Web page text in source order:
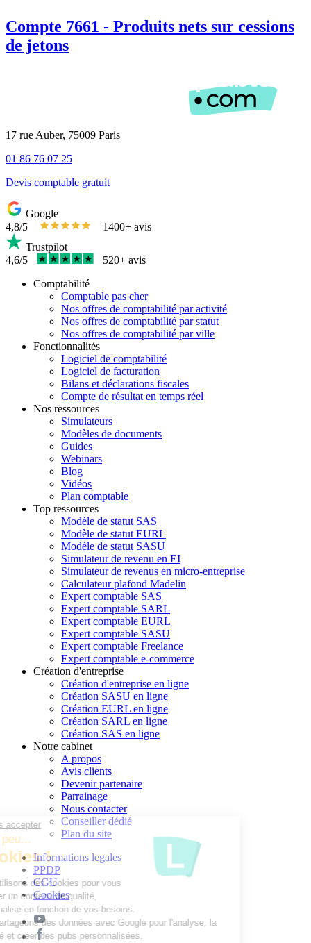
Continuer sans accepter
Parlons un peu...
des Cookies !
Nous utilisons des cookies pour vous
proposer un contenu de qualité,
personnalisé en fonction de vos besoins.
Nous partageons des données avec Google pour l'analyse, la
publicité et créer des pubs personnalisées.
Compte 7661 - Produits nets sur cessions
de jetons
17 rue Auber, 75009 Paris
01 86 76 07 25
Devis comptable gratuit
Google
4,8/5
1400+ avis
Trustpilot
4,6/5
520+ avis
Comptabilité
Comptable pas cher
Nos offres de comptabilité par activité
Nos offres de comptabilité par statut
Nos offres de comptabilité par ville
Fonctionnalités
Logiciel de comptabilité
Logiciel de facturation
Bilans et déclarations fiscales
Compte de résultat en temps réel
Nos ressources
Simulateurs
Modèles de documents
Guides
Webinars
Blog
Vidéos
Plan comptable
Top ressources
Modèle de statut SAS
Modèle de statut EURL
Modèle de statut SASU
Simulateur de revenu en EI
Simulateur de revenus en micro-entreprise
Calculateur plafond Madelin
Expert comptable SAS
Expert comptable SARL
Expert comptable EURL
Expert comptable SASU
Expert comptable Freelance
Expert comptable e-commerce
Création d'entreprise
Création d'entreprise en ligne
Création SASU en ligne
Création EURL en ligne
Création SARL en ligne
Création SAS en ligne
Notre cabinet
A propos
Avis clients
Devenir partenaire
Parrainage
Nous contacter
Conseiller dédié
Plan du site
Informations legales
PPDP
CGU
Cookies